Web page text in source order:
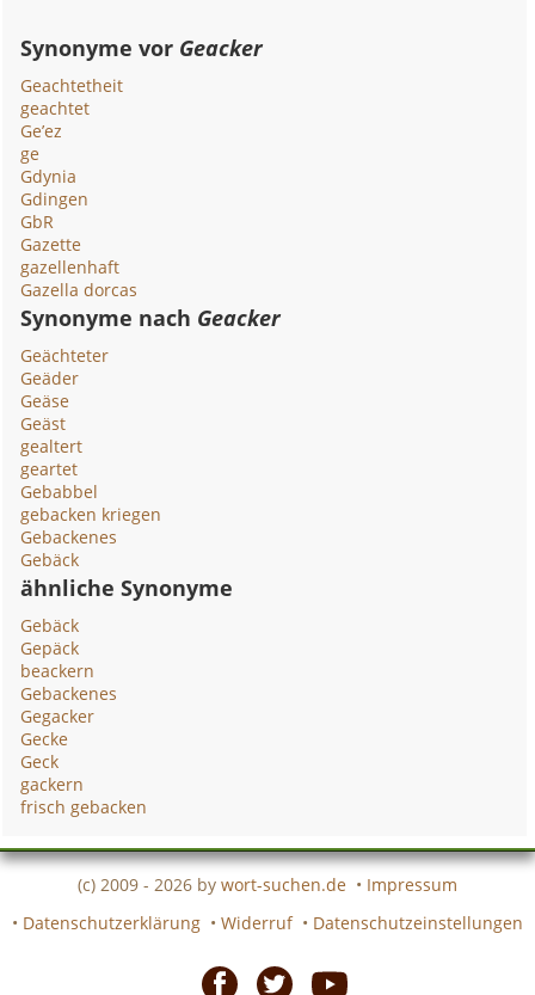
Synonyme vor Geacker
Geachtetheit
geachtet
Ge’ez
ge
Gdynia
Gdingen
GbR
Gazette
gazellenhaft
Gazella dorcas
Synonyme nach Geacker
Geächteter
Geäder
Geäse
Geäst
gealtert
geartet
Gebabbel
gebacken kriegen
Gebackenes
Gebäck
ähnliche Synonyme
Gebäck
Gepäck
beackern
Gebackenes
Gegacker
Gecke
Geck
gackern
frisch gebacken
(c) 2009 - 2026 by wort-suchen.de • Impressum
• Datenschutzerklärung • Widerruf • Datenschutzeinstellungen